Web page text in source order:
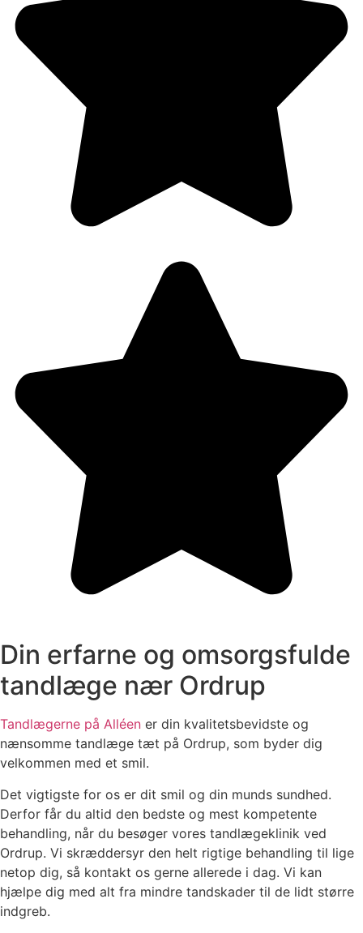
Din erfarne og omsorgsfulde
tandlæge nær Ordrup
Tandlægerne på Alléen er din kvalitetsbevidste og
nænsomme tandlæge tæt på Ordrup, som byder dig
velkommen med et smil.
Det vigtigste for os er dit smil og din munds sundhed.
Derfor får du altid den bedste og mest kompetente
behandling, når du besøger vores tandlægeklinik ved
Ordrup. Vi skræddersyr den helt rigtige behandling til lige
netop dig, så kontakt os gerne allerede i dag. Vi kan
hjælpe dig med alt fra mindre tandskader til de lidt større
indgreb.